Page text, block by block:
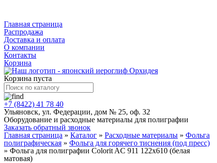
Главная страница
Распродажа
Доставка и оплата
О компании
Контакты
Корзина
Корзина пуста
+7 (8422) 41 78 40
Ульяновск, ул. Федерации, дом № 25, оф. 32
Оборудование и расходные материалы для полиграфии
Заказать обратный звонок
Главная страница » Каталог » Расходные материалы » Фольга
полиграфическая » Фольга для горячего тиснения (под пресс)
» Фольга для полиграфии Colorit AC 911 122x610 (белая
матовая)